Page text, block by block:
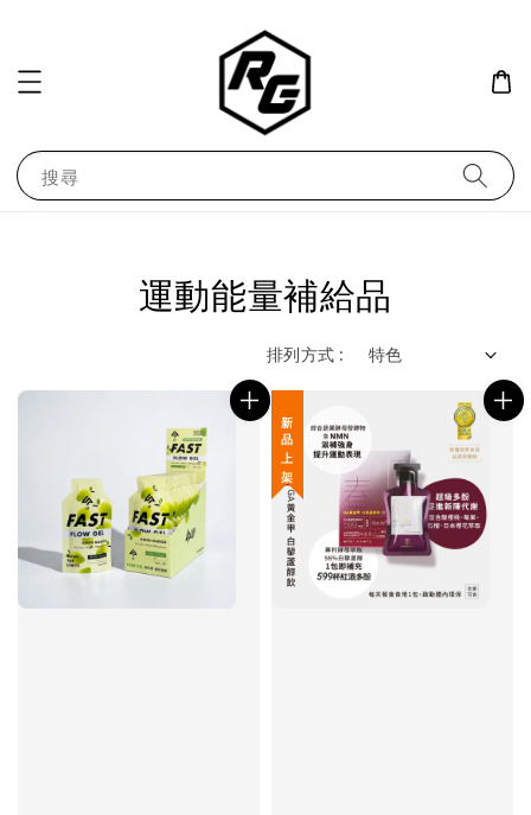
搜尋
運動能量補給品
排列方式 :
新 品 上 架